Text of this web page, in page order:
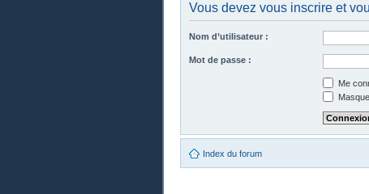
Vous devez vous inscrire et
Nom d’utilisateur :
Mot de passe :
Me
Index du forum